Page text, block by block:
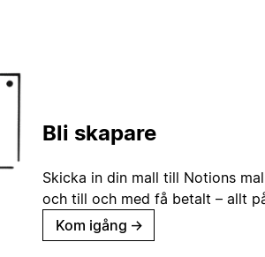
Bli skapare
Skicka in din mall till Notions
och till och med få betalt – allt
Kom igång →